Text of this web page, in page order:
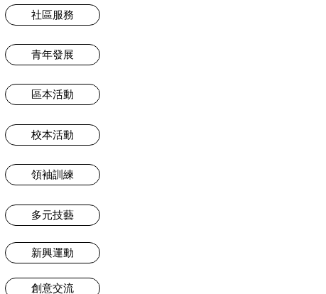
社區服務
青年發展
區本活動
校本活動
領袖訓練
多元技藝
新興運動
創意交流